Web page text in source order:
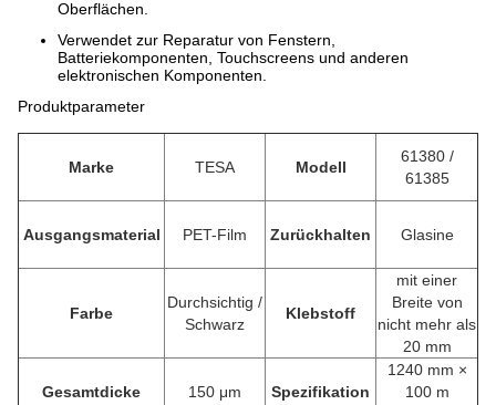
Oberflächen.
Verwendet zur Reparatur von Fenstern,
Batteriekomponenten, Touchscreens und anderen
elektronischen Komponenten.
Produktparameter
Marke TESA Modell
61380 /
61385
Ausgangsmaterial PET-Film Zurückhalten Glasine
Farbe
Durchsichtig /
Schwarz
Klebstoff
mit einer
Breite von
nicht mehr als
20 mm
Gesamtdicke
150 μm Spezifikation
1240 mm ×
100 m